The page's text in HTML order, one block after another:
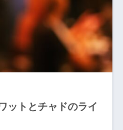
ットとチャドのライ